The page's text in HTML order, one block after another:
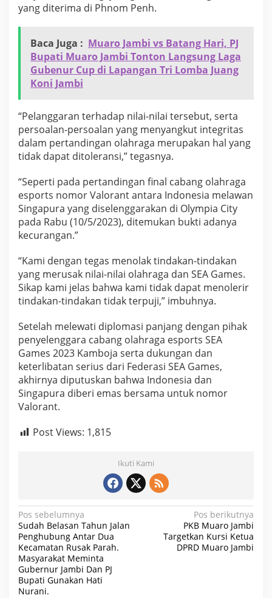
yang diterima di Phnom Penh.
Baca Juga : Muaro Jambi vs Batang Hari, PJ
Bupati Muaro Jambi Tonton Langsung Laga
Gubenur Cup di Lapangan Tri Lomba Juang
Koni Jambi
“Pelanggaran terhadap nilai-nilai tersebut, serta
persoalan-persoalan yang menyangkut integritas
dalam pertandingan olahraga merupakan hal yang
tidak dapat ditoleransi,” tegasnya.
“Seperti pada pertandingan final cabang olahraga
esports nomor Valorant antara Indonesia melawan
Singapura yang diselenggarakan di Olympia City
pada Rabu (10/5/2023), ditemukan bukti adanya
kecurangan.”
“Kami dengan tegas menolak tindakan-tindakan
yang merusak nilai-nilai olahraga dan SEA Games.
Sikap kami jelas bahwa kami tidak dapat menolerir
tindakan-tindakan tidak terpuji,” imbuhnya.
Setelah melewati diplomasi panjang dengan pihak
penyelenggara cabang olahraga esports SEA
Games 2023 Kamboja serta dukungan dan
keterlibatan serius dari Federasi SEA Games,
akhirnya diputuskan bahwa Indonesia dan
Singapura diberi emas bersama untuk nomor
Valorant.
Post Views: 1,815
Ikuti Kami
N
a
v
i
g
Pos sebelumnya
Sudah Belasan Tahun Jalan
Penghubung Antar Dua
Kecamatan Rusak Parah.
Masyarakat Meminta
Gubernur Jambi Dan PJ
Bupati Gunakan Hati
Nurani.
Pos berikutnya
PKB Muaro Jambi
Targetkan Kursi Ketua
DPRD Muaro Jambi